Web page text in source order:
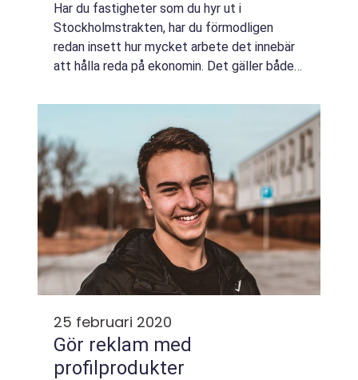
Har du fastigheter som du hyr ut i
Stockholmstrakten, har du förmodligen
redan insett hur mycket arbete det innebär
att hålla reda på ekonomin. Det gäller både i
25 februari 2020
Gör reklam med
profilprodukter